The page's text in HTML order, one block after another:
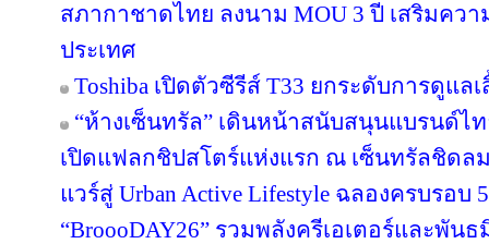
สภากาชาดไทย ลงนาม MOU 3 ปี เสริมคว
ประเทศ
Toshiba เปิดตัวซีรีส์ T33 ยกระดับการดูแ
“ห้างเซ็นทรัล” เดินหน้าสนับสนุนแบรนด์ไ
เปิดแฟลกชิปสโตร์แห่งแรก ณ เซ็นทรัลชิดล
แวร์สู่ Urban Active Lifestyle ฉลองครบรอ
“BroooDAY26” รวมพลังครีเอเตอร์และพั